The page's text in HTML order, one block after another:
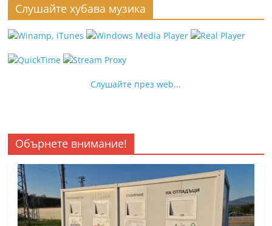
Слушайте хубава музика
Слушайте през web...
Обърнете внимание!